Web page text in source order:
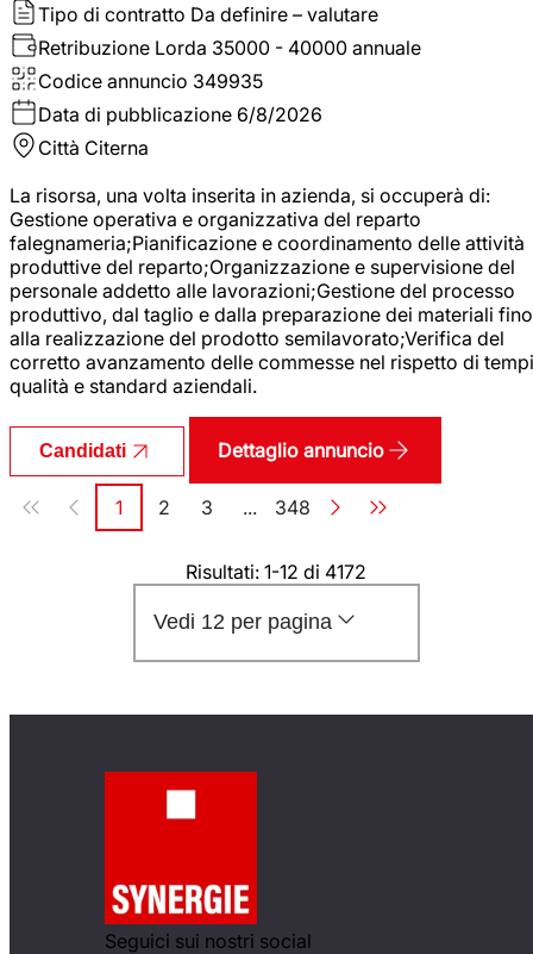
Tipo di contratto Da definire – valutare
Retribuzione Lorda 35000 - 40000 annuale
Codice annuncio 349935
Data di pubblicazione 6/8/2026
Città Citerna
La risorsa, una volta inserita in azienda, si occuperà di:
Gestione operativa e organizzativa del reparto
falegnameria;Pianificazione e coordinamento delle attività
produttive del reparto;Organizzazione e supervisione del
personale addetto alle lavorazioni;Gestione del processo
produttivo, dal taglio e dalla preparazione dei materiali fino
alla realizzazione del prodotto semilavorato;Verifica del
corretto avanzamento delle commesse nel rispetto di
qualità e standard aziendali.
Candidati Dettaglio annuncio
Paginazione
Pagina
1 Pagina
2 Pagina
3 ... Pagina
348
Risultati: 1-12 di 4172
Vedi 12 per pagina
Seguici sui nostri social